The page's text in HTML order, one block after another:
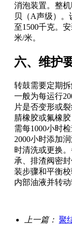
消泡装置。整
贝（A声级）。
至1500千克。
米/米。
六、维护
转鼓需要定期
一般为每运行
片是否变形或
腈橡胶或氟橡
需每1000小时
2000小时添加
时清洗或更换
承、排渣阀密
装步骤和平衡
内部油液并转动
上一篇： 聚